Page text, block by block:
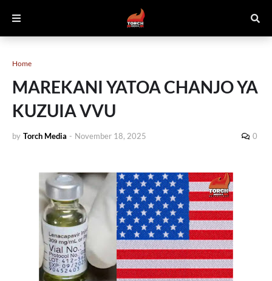
Home
MAREKANI YATOA CHANJO YA
KUZUIA VVU
by Torch Media - November 18, 2025 0